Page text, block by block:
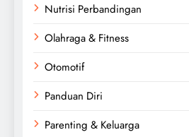
Nutrisi Perbandingan
Olahraga & Fitness
Otomotif
Panduan Diri
Parenting & Keluarga